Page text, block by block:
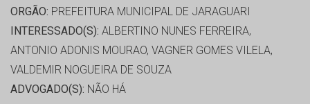
ORGÃO: PREFEITURA MUNICIPAL DE JARAGUARI
INTERESSADO(S): ALBERTINO NUNES FERREIRA,
ANTONIO ADONIS MOURAO, VAGNER GOMES VILELA,
VALDEMIR NOGUEIRA DE SOUZA
ADVOGADO(S): NÃO HÁ